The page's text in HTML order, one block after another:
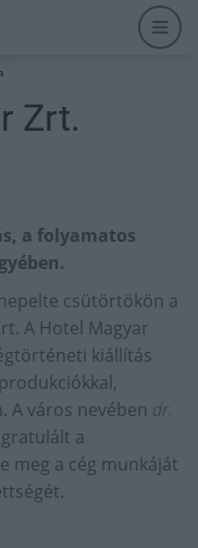
Zrt.
a folyamatos
csütörtökön a
A Hotel Magyar
kiállítás
város nevében dr.
a
meg a cég munkáját